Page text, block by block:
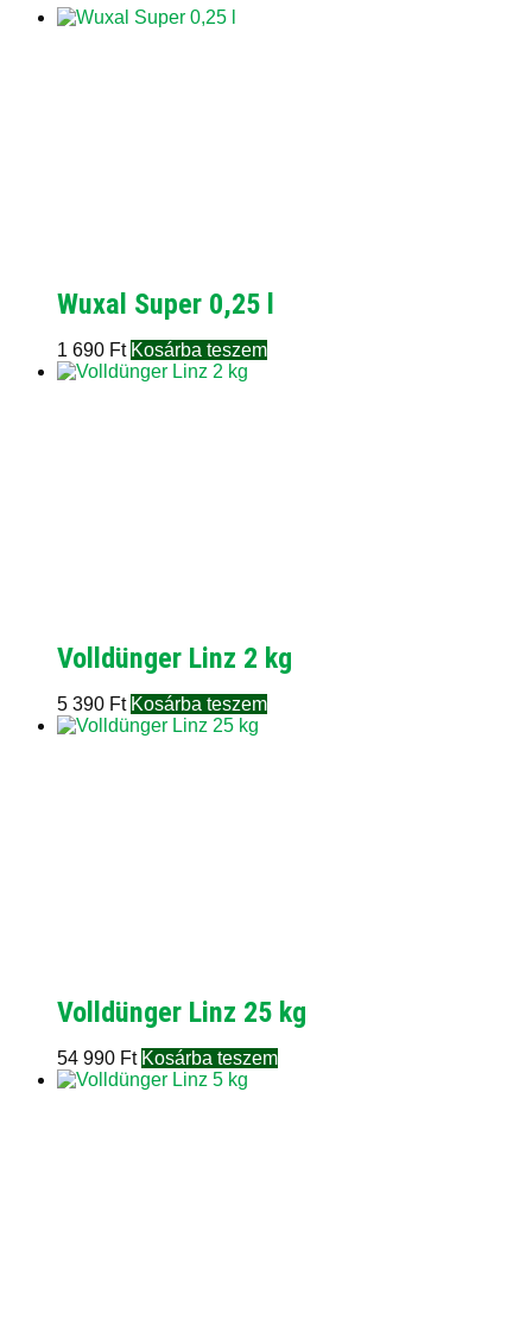
Wuxal Super 0,25 l
1 690 Ft Kosárba teszem
Volldünger Linz 2 kg
5 390 Ft Kosárba teszem
Volldünger Linz 25 kg
54 990 Ft Kosárba teszem